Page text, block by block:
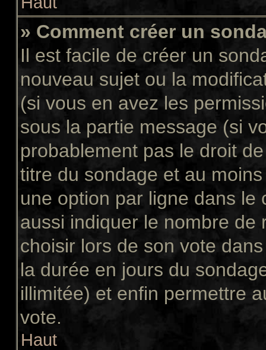
» Comment créer un
Il est facile de créer un
nouveau sujet ou la
(si vous en avez les
sous la partie message (si
probablement pas le droit
titre du sondage et au
une option par ligne dans le
aussi indiquer le nombre de
choisir lors de son vote
la durée en jours du
illimitée) et enfin permettre
vote.
Haut